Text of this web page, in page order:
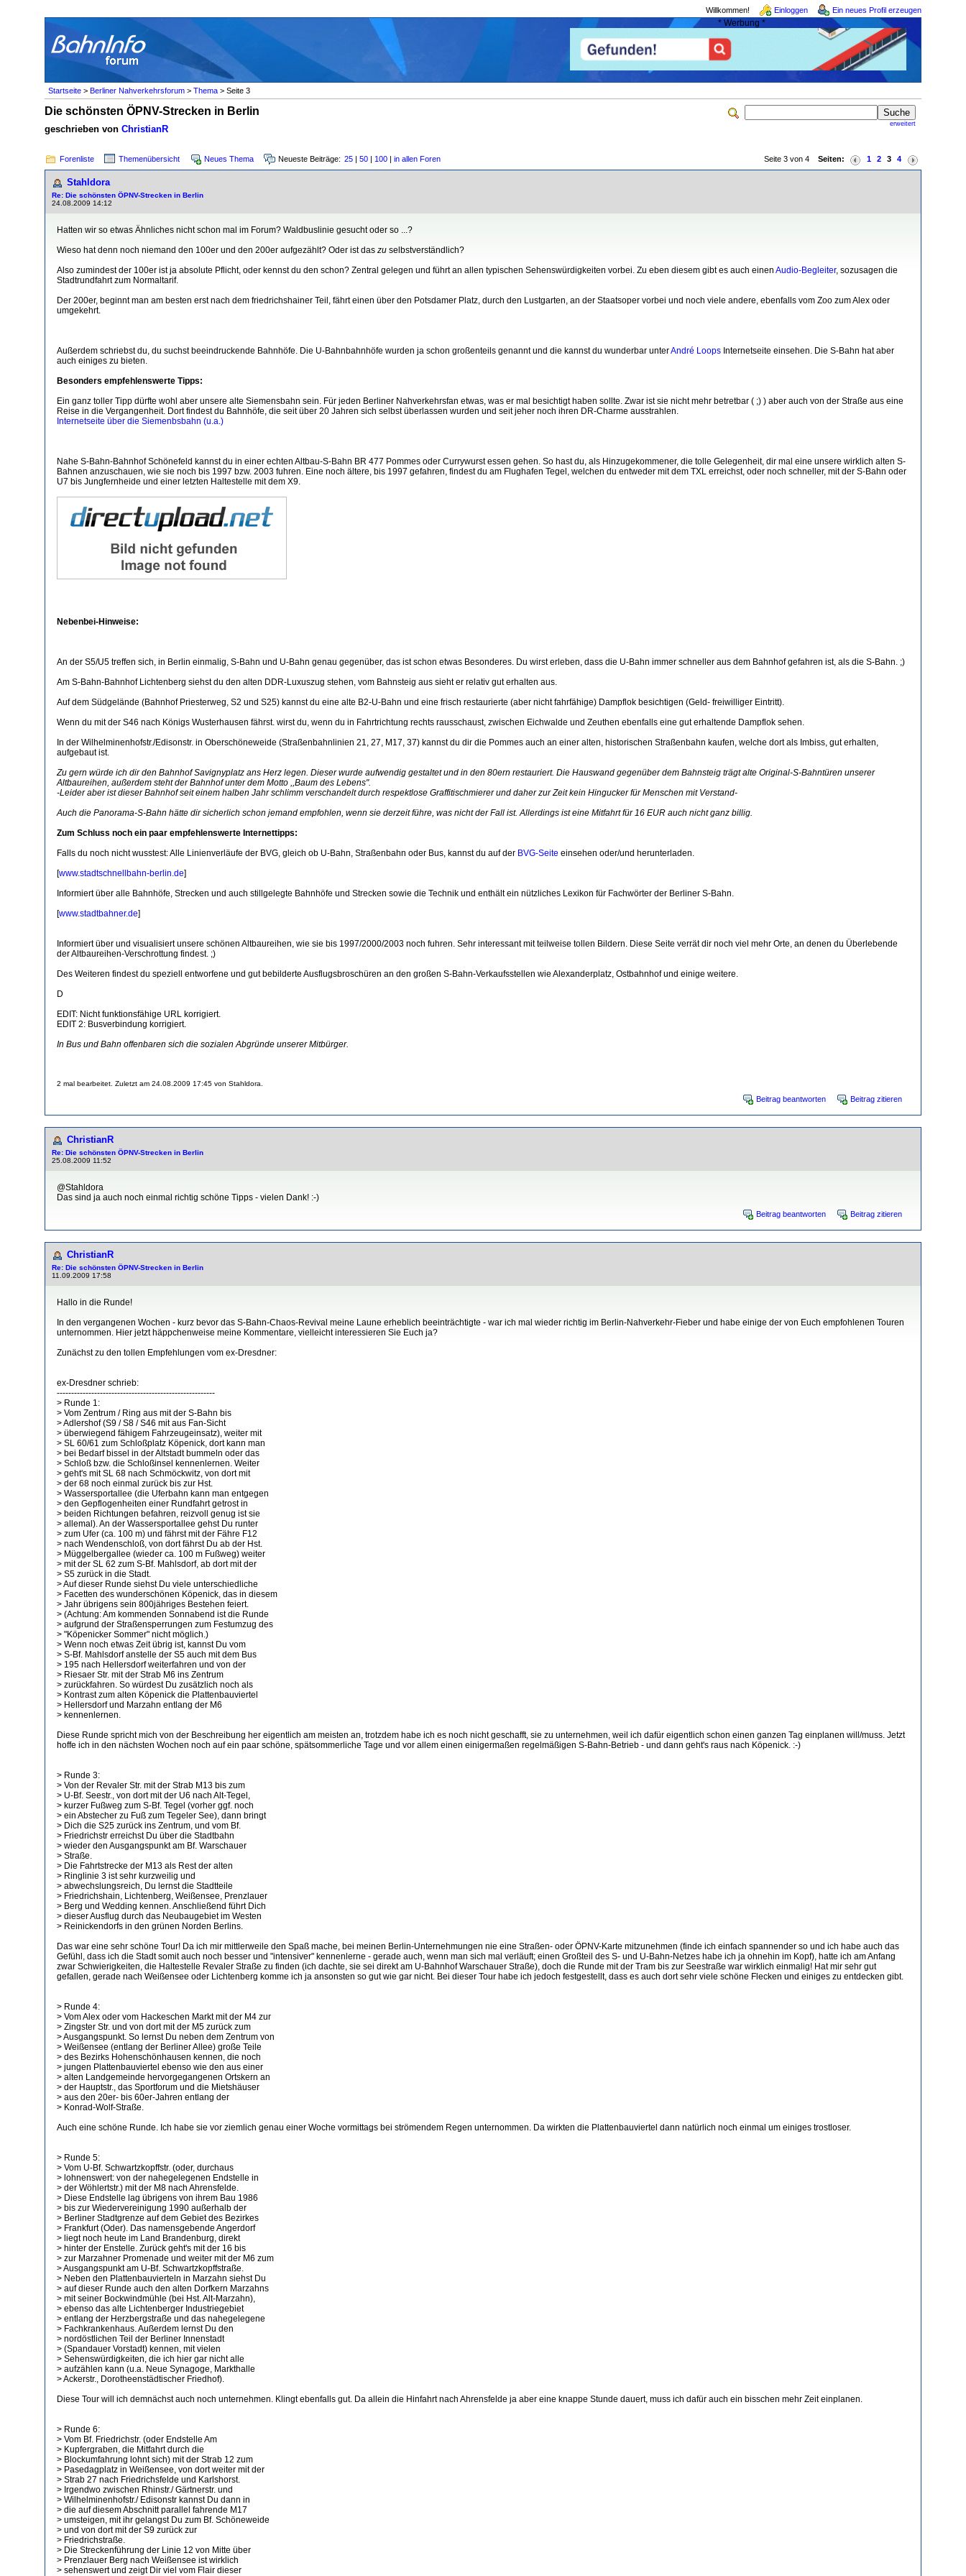
Willkommen! Einloggen Ein neues Profil erzeugen
* Werbung *
Startseite > Berliner Nahverkehrsforum > Thema > Seite 3
erweitert
Die schönsten ÖPNV-Strecken in Berlin
geschrieben von ChristianR
Forenliste Themenübersicht Neues Thema Neueste Beiträge: 25 | 50 | 100 | in allen Foren Seite 3 von 4 Seiten: 1 2 3 4
Stahldora
Re: Die schönsten ÖPNV-Strecken in Berlin
24.08.2009 14:12
Hatten wir so etwas Ähnliches nicht schon mal im Forum? Waldbuslinie gesucht oder so ...?
Wieso hat denn noch niemand den 100er und den 200er aufgezählt? Oder ist das zu selbstverständlich?
Also zumindest der 100er ist ja absolute Pflicht, oder kennst du den schon? Zentral gelegen und führt an allen typischen Sehenswürdigkeiten vorbei. Zu eben diesem gibt es auch einen Audio-Begleiter, sozusagen die
Stadtrundfahrt zum Normaltarif.
Der 200er, beginnt man am besten erst nach dem friedrichshainer Teil, fährt einen über den Potsdamer Platz, durch den Lustgarten, an der Staatsoper vorbei und noch viele andere, ebenfalls vom Zoo zum Alex oder
umgekehrt.
Außerdem schriebst du, du suchst beeindruckende Bahnhöfe. Die U-Bahnbahnhöfe wurden ja schon großenteils genannt und die kannst du wunderbar unterAndré Loops Internetseite einsehen. Die S-Bahn hat aber
auch einiges zu bieten.
Besonders empfehlenswerte Tipps:
Ein ganz toller Tipp dürfte wohl aber unsere alte Siemensbahn sein. Für jeden Berliner Nahverkehrsfan etwas, was er mal besichtigt haben sollte. Zwar ist sie nicht mehr betretbar ( ;) ) aber auch von der Straße aus eine
Reise in die Vergangenheit. Dort findest du Bahnhöfe, die seit über 20 Jahren sich selbst überlassen wurden und seit jeher noch ihren DR-Charme ausstrahlen.
Internetseite über die Siemenbsbahn (u.a.)
Nahe S-Bahn-Bahnhof Schönefeld kannst du in einer echten Altbau-S-Bahn BR 477 Pommes oder Currywurst essen gehen. So hast du, als Hinzugekommener, die tolle Gelegenheit, dir mal eine unsere wirklich alten S-
Bahnen anzuschauen, wie sie noch bis 1997 bzw. 2003 fuhren. Eine noch ältere, bis 1997 gefahren, findest du am Flughafen Tegel, welchen du entweder mit dem TXL erreichst, oder noch schneller, mit der S-Bahn oder
U7 bis Jungfernheide und einer letzten Haltestelle mit dem X9.
Nebenbei-Hinweise:
An der S5/U5 treffen sich, in Berlin einmalig, S-Bahn und U-Bahn genau gegenüber, das ist schon etwas Besonderes. Du wirst erleben, dass die U-Bahn immer schneller aus dem Bahnhof gefahren ist, als die S-Bahn. ;)
Am S-Bahn-Bahnhof Lichtenberg siehst du den alten DDR-Luxuszug stehen, vom Bahnsteig aus sieht er relativ gut erhalten aus.
Auf dem Südgelände (Bahnhof Priesterweg, S2 und S25) kannst du eine alte B2-U-Bahn und eine frisch restaurierte (aber nicht fahrfähige) Dampflok besichtigen (Geld- freiwilliger Eintritt).
Wenn du mit der S46 nach Königs Wusterhausen fährst. wirst du, wenn du in Fahrtrichtung rechts rausschaust, zwischen Eichwalde und Zeuthen ebenfalls eine gut erhaltende Dampflok sehen.
In der Wilhelminenhofstr./Edisonstr. in Oberschöneweide (Straßenbahnlinien 21, 27, M17, 37) kannst du dir die Pommes auch an einer alten, historischen Straßenbahn kaufen, welche dort als Imbiss, gut erhalten,
aufgebaut ist.
Zu gern würde ich dir den Bahnhof Savignyplatz ans Herz legen. Dieser wurde aufwendig gestaltet und in den 80ern restauriert. Die Hauswand gegenüber dem Bahnsteig trägt alte Original-S-Bahntüren unserer
Altbaureihen, außerdem steht der Bahnhof unter dem Motto ,,Baum des Lebens".
-Leider aber ist dieser Bahnhof seit einem halben Jahr schlimm verschandelt durch respektlose Graffitischmierer und daher zur Zeit kein Hingucker für Menschen mit Verstand-
Auch die Panorama-S-Bahn hätte dir sicherlich schon jemand empfohlen, wenn sie derzeit führe, was nicht der Fall ist. Allerdings ist eine Mitfahrt für 16 EUR auch nicht ganz billig.
Zum Schluss noch ein paar empfehlenswerte Internettipps:
Falls du noch nicht wusstest: Alle Linienverläufe der BVG, gleich ob U-Bahn, Straßenbahn oder Bus, kannst du auf der BVG-Seite einsehen oder/und herunterladen.
[www.stadtschnellbahn-berlin.de]
Informiert über alle Bahnhöfe, Strecken und auch stillgelegte Bahnhöfe und Strecken sowie die Technik und enthält ein nützliches Lexikon für Fachwörter der Berliner S-Bahn.
[www.stadtbahner.de]
Informiert über und visualisiert unsere schönen Altbaureihen, wie sie bis 1997/2000/2003 noch fuhren. Sehr interessant mit teilweise tollen Bildern. Diese Seite verrät dir noch viel mehr Orte, an denen du Überlebende
der Altbaureihen-Verschrottung findest. ;)
Des Weiteren findest du speziell entworfene und gut bebilderte Ausflugsbroschüren an den großen S-Bahn-Verkaufsstellen wie Alexanderplatz, Ostbahnhof und einige weitere.
D
EDIT: Nicht funktionsfähige URL korrigiert.
EDIT 2: Busverbindung korrigiert.
In Bus und Bahn offenbaren sich die sozialen Abgründe unserer Mitbürger.
2 mal bearbeitet. Zuletzt am 24.08.2009 17:45 von Stahldora.
Beitrag beantworten Beitrag zitieren
ChristianR
Re: Die schönsten ÖPNV-Strecken in Berlin
25.08.2009 11:52
@Stahldora
Das sind ja auch noch einmal richtig schöne Tipps - vielen Dank! :-)
Beitrag beantworten Beitrag zitieren
ChristianR
Re: Die schönsten ÖPNV-Strecken in Berlin
11.09.2009 17:58
Hallo in die Runde!
In den vergangenen Wochen - kurz bevor das S-Bahn-Chaos-Revival meine Laune erheblich beeinträchtigte - war ich mal wieder richtig im Berlin-Nahverkehr-Fieber und habe einige der von Euch empfohlenen Touren
unternommen. Hier jetzt häppchenweise meine Kommentare, vielleicht interessieren Sie Euch ja?
Zunächst zu den tollen Empfehlungen vom ex-Dresdner:
ex-Dresdner schrieb:
-------------------------------------------------------
> Runde 1:
> Vom Zentrum / Ring aus mit der S-Bahn bis
> Adlershof (S9 / S8 / S46 mit aus Fan-Sicht
> überwiegend fähigem Fahrzeugeinsatz), weiter mit
> SL 60/61 zum Schloßplatz Köpenick, dort kann man
> bei Bedarf bissel in der Altstadt bummeln oder das
> Schloß bzw. die Schloßinsel kennenlernen. Weiter
> geht's mit SL 68 nach Schmöckwitz, von dort mit
> der 68 noch einmal zurück bis zur Hst.
> Wassersportallee (die Uferbahn kann man entgegen
> den Gepflogenheiten einer Rundfahrt getrost in
> beiden Richtungen befahren, reizvoll genug ist sie
> allemal). An der Wassersportallee gehst Du runter
> zum Ufer (ca. 100 m) und fährst mit der Fähre F12
> nach Wendenschloß, von dort fährst Du ab der Hst.
> Müggelbergallee (wieder ca. 100 m Fußweg) weiter
> mit der SL 62 zum S-Bf. Mahlsdorf, ab dort mit der
> S5 zurück in die Stadt.
> Auf dieser Runde siehst Du viele unterschiedliche
> Facetten des wunderschönen Köpenick, das in diesem
> Jahr übrigens sein 800jähriges Bestehen feiert.
> (Achtung: Am kommenden Sonnabend ist die Runde
> aufgrund der Straßensperrungen zum Festumzug des
> "Köpenicker Sommer" nicht möglich.)
> Wenn noch etwas Zeit übrig ist, kannst Du vom
> S-Bf. Mahlsdorf anstelle der S5 auch mit dem Bus
> 195 nach Hellersdorf weiterfahren und von der
> Riesaer Str. mit der Strab M6 ins Zentrum
> zurückfahren. So würdest Du zusätzlich noch als
> Kontrast zum alten Köpenick die Plattenbauviertel
> Hellersdorf und Marzahn entlang der M6
> kennenlernen.
Diese Runde spricht mich von der Beschreibung her eigentlich am meisten an, trotzdem habe ich es noch nicht geschafft, sie zu unternehmen, weil ich dafür eigentlich schon einen ganzen Tag einplanen will/muss. Jetzt
hoffe ich in den nächsten Wochen noch auf ein paar schöne, spätsommerliche Tage und vor allem einen einigermaßen regelmäßigen S-Bahn-Betrieb - und dann geht's raus nach Köpenick. :-)
> Runde 3:
> Von der Revaler Str. mit der Strab M13 bis zum
> U-Bf. Seestr., von dort mit der U6 nach Alt-Tegel,
> kurzer Fußweg zum S-Bf. Tegel (vorher ggf. noch
> ein Abstecher zu Fuß zum Tegeler See), dann bringt
> Dich die S25 zurück ins Zentrum, und vom Bf.
> Friedrichstr erreichst Du über die Stadtbahn
> wieder den Ausgangspunkt am Bf. Warschauer
> Straße.
> Die Fahrtstrecke der M13 als Rest der alten
> Ringlinie 3 ist sehr kurzweilig und
> abwechslungsreich, Du lernst die Stadtteile
> Friedrichshain, Lichtenberg, Weißensee, Prenzlauer
> Berg und Wedding kennen. Anschließend führt Dich
> dieser Ausflug durch das Neubaugebiet im Westen
> Reinickendorfs in den grünen Norden Berlins.
Das war eine sehr schöne Tour! Da ich mir mittlerweile den Spaß mache, bei meinen Berlin-Unternehmungen nie eine Straßen- oder ÖPNV-Karte mitzunehmen (finde ich einfach spannender so und ich habe auch das
Gefühl, dass ich die Stadt somit auch noch besser und "intensiver" kennenlerne - gerade auch, wenn man sich mal verläuft; einen Großteil des S- und U-Bahn-Netzes habe ich ja ohnehin im Kopf), hatte ich am Anfang
zwar Schwierigkeiten, die Haltestelle Revaler Straße zu finden (ich dachte, sie sei direkt am U-Bahnhof Warschauer Straße), doch die Runde mit der Tram bis zur Seestraße war wirklich einmalig! Hat mir sehr gut
gefallen, gerade nach Weißensee oder Lichtenberg komme ich ja ansonsten so gut wie gar nicht. Bei dieser Tour habe ich jedoch festgestellt, dass es auch dort sehr viele schöne Flecken und einiges zu entdecken gibt.
> Runde 4:
> Vom Alex oder vom Hackeschen Markt mit der M4 zur
> Zingster Str. und von dort mit der M5 zurück zum
> Ausgangspunkt. So lernst Du neben dem Zentrum von
> Weißensee (entlang der Berliner Allee) große Teile
> des Bezirks Hohenschönhausen kennen, die noch
> jungen Plattenbauviertel ebenso wie den aus einer
> alten Landgemeinde hervorgegangenen Ortskern an
> der Hauptstr., das Sportforum und die Mietshäuser
> aus den 20er- bis 60er-Jahren entlang der
> Konrad-Wolf-Straße.
Auch eine schöne Runde. Ich habe sie vor ziemlich genau einer Woche vormittags bei strömendem Regen unternommen. Da wirkten die Plattenbauviertel dann natürlich noch einmal um einiges trostloser.
> Runde 5:
> Vom U-Bf. Schwartzkopffstr. (oder, durchaus
> lohnenswert: von der nahegelegenen Endstelle in
> der Wöhlertstr.) mit der M8 nach Ahrensfelde.
> Diese Endstelle lag übrigens von ihrem Bau 1986
> bis zur Wiedervereinigung 1990 außerhalb der
> Berliner Stadtgrenze auf dem Gebiet des Bezirkes
> Frankfurt (Oder). Das namensgebende Angerdorf
> liegt noch heute im Land Brandenburg, direkt
> hinter der Enstelle. Zurück geht's mit der 16 bis
> zur Marzahner Promenade und weiter mit der M6 zum
> Ausgangspunkt am U-Bf. Schwartzkopffstraße.
> Neben den Plattenbauvierteln in Marzahn siehst Du
> auf dieser Runde auch den alten Dorfkern Marzahns
> mit seiner Bockwindmühle (bei Hst. Alt-Marzahn),
> ebenso das alte Lichtenberger Industriegebiet
> entlang der Herzbergstraße und das nahegelegene
> Fachkrankenhaus. Außerdem lernst Du den
> nordöstlichen Teil der Berliner Innenstadt
> (Spandauer Vorstadt) kennen, mit vielen
> Sehenswürdigkeiten, die ich hier gar nicht alle
> aufzählen kann (u.a. Neue Synagoge, Markthalle
> Ackerstr., Dorotheenstädtischer Friedhof).
Diese Tour will ich demnächst auch noch unternehmen. Klingt ebenfalls gut. Da allein die Hinfahrt nach Ahrensfelde ja aber eine knappe Stunde dauert, muss ich dafür auch ein bisschen mehr Zeit einplanen.
> Runde 6:
> Vom Bf. Friedrichstr. (oder Endstelle Am
> Kupfergraben, die Mitfahrt durch die
> Blockumfahrung lohnt sich) mit der Strab 12 zum
> Pasedagplatz in Weißensee, von dort weiter mit der
> Strab 27 nach Friedrichsfelde und Karlshorst.
> Irgendwo zwischen Rhinstr./ Gärtnerstr. und
> Wilhelminenhofstr./ Edisonstr kannst Du dann in
> die auf diesem Abschnitt parallel fahrende M17
> umsteigen, mit ihr gelangst Du zum Bf. Schöneweide
> und von dort mit der S9 zurück zur
> Friedrichstraße.
> Die Streckenführung der Linie 12 von Mitte über
> Prenzlauer Berg nach Weißensee ist wirklich
> sehenswert und zeigt Dir viel vom Flair dieser